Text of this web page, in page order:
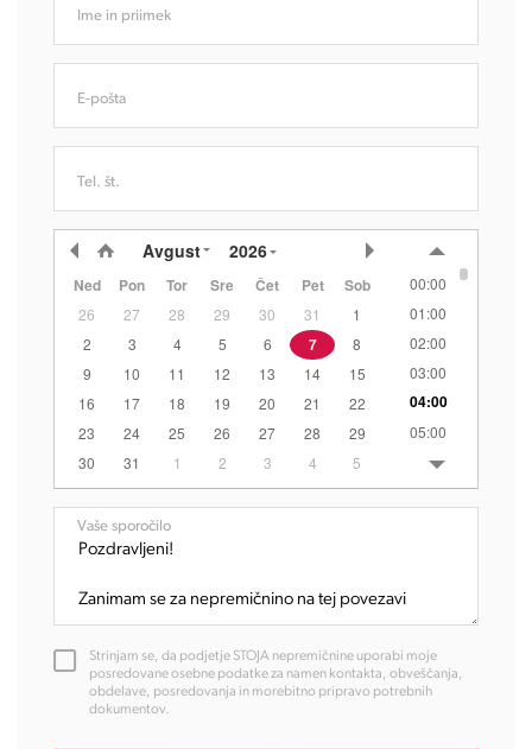
Ime in priimek
E-pošta
Tel. št.
Avgust 2026
Ned Pon Tor Sre Čet Pet Sob
26 27 28 29 30 31
1
2
3 4 5 6 7
8
9
10 11 12 13 14
15
16
17 18 19 20 21
22
23
24 25 26 27 28
29
30
31 1 2 3 4 5
00:00
01:00
02:00
03:00
04:00
05:00
06:00
07:00
13:00
14:00
Vaše sporočilo
Strinjam se, da podjetje STOJA nepremičnine uporabi moje
posredovane osebne podatke za namen kontakta, obveščanja,
obdelave, posredovanja in morebitno pripravo potrebnih
dokumentov.